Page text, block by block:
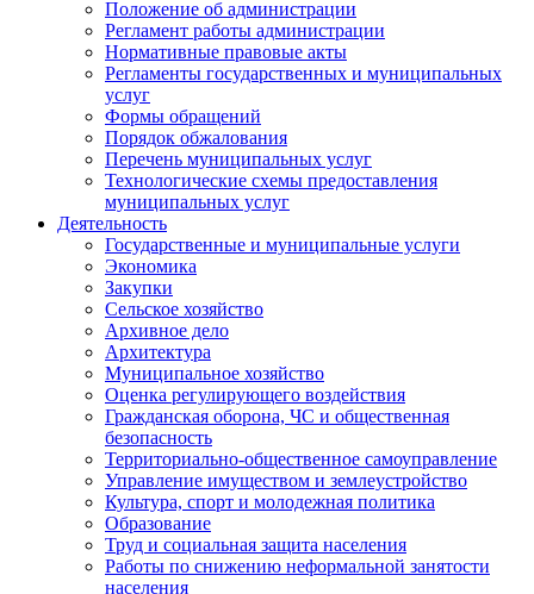
Положение об администрации
Регламент работы администрации
Нормативные правовые акты
Регламенты государственных и муниципальных
услуг
Формы обращений
Порядок обжалования
Перечень муниципальных услуг
Технологические схемы предоставления
муниципальных услуг
Деятельность
Государственные и муниципальные услуги
Экономика
Закупки
Сельское хозяйство
Архивное дело
Архитектура
Муниципальное хозяйство
Оценка регулирующего воздействия
Гражданская оборона, ЧС и общественная
безопасность
Территориально-общественное самоуправление
Управление имуществом и землеустройство
Культура, спорт и молодежная политика
Образование
Труд и социальная защита населения
Работы по снижению неформальной занятости
населения